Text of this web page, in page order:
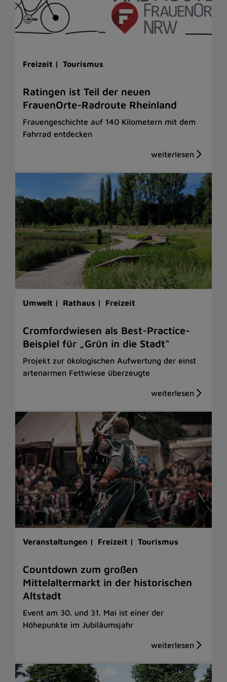
Freizeit | Tourismus
Ratingen ist Teil der neuen
FrauenOrte-Radroute Rheinland
Frauengeschichte auf 140 Kilometern mit dem
Fahrrad entdecken
Umwelt | Rathaus | Freizeit
Cromfordwiesen als Best-Practice-
Beispiel für „Grün in die Stadt“
Projekt zur ökologischen Aufwertung der einst
artenarmen Fettwiese überzeugte
Veranstaltungen | Freizeit | Tourismus
Countdown zum großen
Mittelaltermarkt in der historischen
Altstadt
Event am 30. und 31. Mai ist einer der
Höhepunkte im Jubiläumsjahr